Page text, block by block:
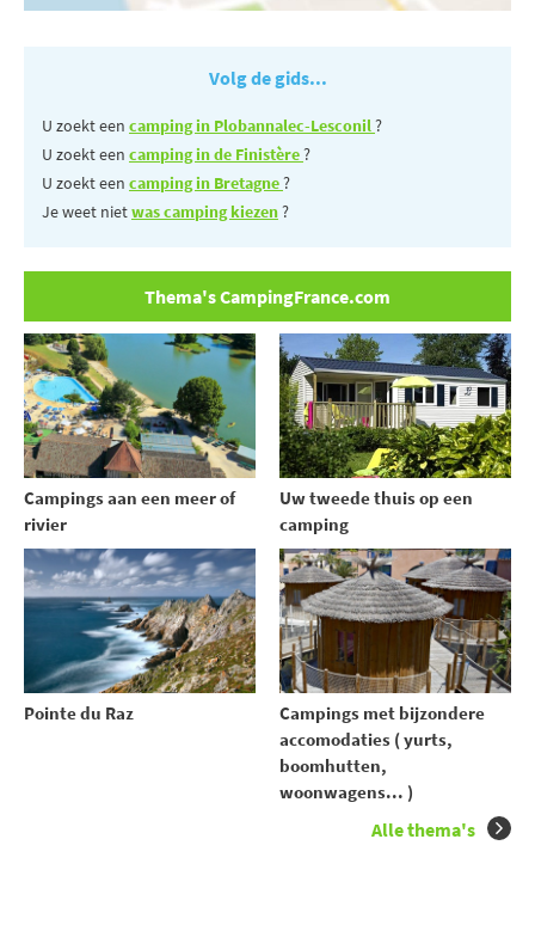
Volg de gids...
U zoekt een camping in Plobannalec-Lesconil?
U zoekt een camping in de Finistère?
U zoekt een camping in Bretagne?
Je weet nietwas camping kiezen?
Thema's CampingFrance.com
Campings aan een meer of
rivier
Uw tweede thuis op een
camping
Pointe du Raz
Campings met bijzondere
accomodaties ( yurts,
boomhutten,
woonwagens... )
Alle thema's